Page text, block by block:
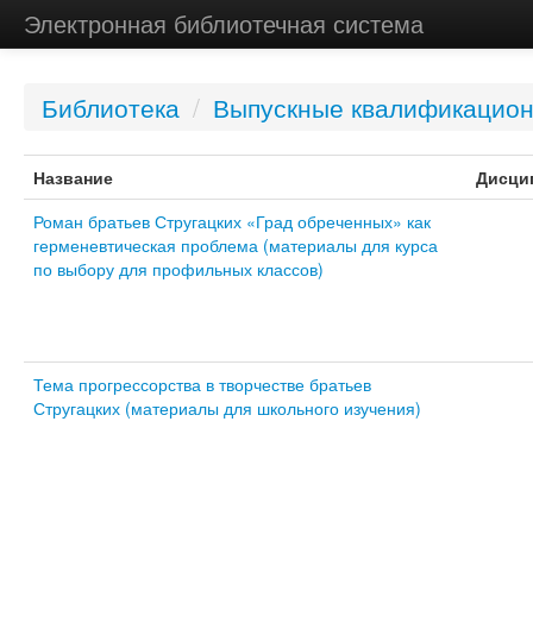
Электронная библиотечная система
Библиотека / Выпускные
Название
Роман братьев Стругацких «Град обреченных» как
герменевтическая проблема (материалы для курса
по выбору для профильных классов)
Тема прогрессорства в творчестве братьев
Стругацких (материалы для школьного изучения)